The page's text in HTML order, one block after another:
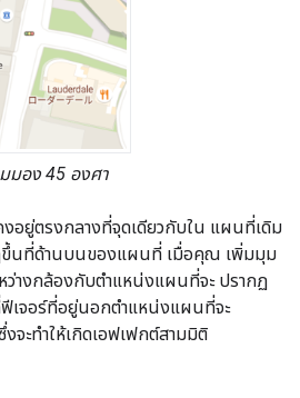
มอง 45 องศา
อยู่ตรงกลางที่จุดเดียวกับใน แผนที่เดิม
ขึ้นที่ด้านบนของแผนที่ เมื่อคุณ เพิ่มมุม
ว่างกล้องกับตำแหน่งแผนที่จะ ปรากฏ
จอร์ที่อยู่นอกตำแหน่งแผนที่จะ
จะทำให้เกิดเอฟเฟกต์สามมิติ